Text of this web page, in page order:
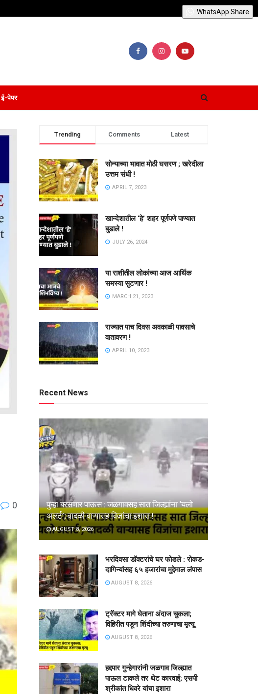
ई-पेपर
0
Trending Comments Latest
सोन्याच्या भावात मोठी घसरण ; खरेदीला
उत्तम संधी !
APRIL 7, 2023
खान्देशातील ‘हे’ शहर पूर्णपणे पाण्यात
बुडाले !
JULY 26, 2024
या राशीतील लोकांच्या आज आर्थिक
समस्या सुटणार !
MARCH 21, 2023
राज्यात पाच दिवस अवकाळी पावसाचे
वातावरण !
APRIL 10, 2023
Recent News
पुन्हा बरसणार पाऊस : जळगावसह सात जिल्ह्यांना ‘यलो
अलर्ट’; वादळी वाऱ्यासह विजांचा इशारा !
AUGUST 8, 2026
भरदिवसा डॉक्टरांचे घर फोडले : रोकड-
दागिन्यांसह ६५ हजारांचा मुद्देमाल लंपास
AUGUST 8, 2026
ट्रॅक्टर मागे घेताना अंदाज चुकला;
विहिरीत पडून शिंदीच्या तरुणाचा मृत्यू
AUGUST 8, 2026
हद्दपार गुन्हेगारांनी जळगाव जिल्ह्यात
पाऊल टाकले तर थेट कारवाई; एसपी
श्रीकांत धिवरे यांचा इशारा
WhatsApp Share